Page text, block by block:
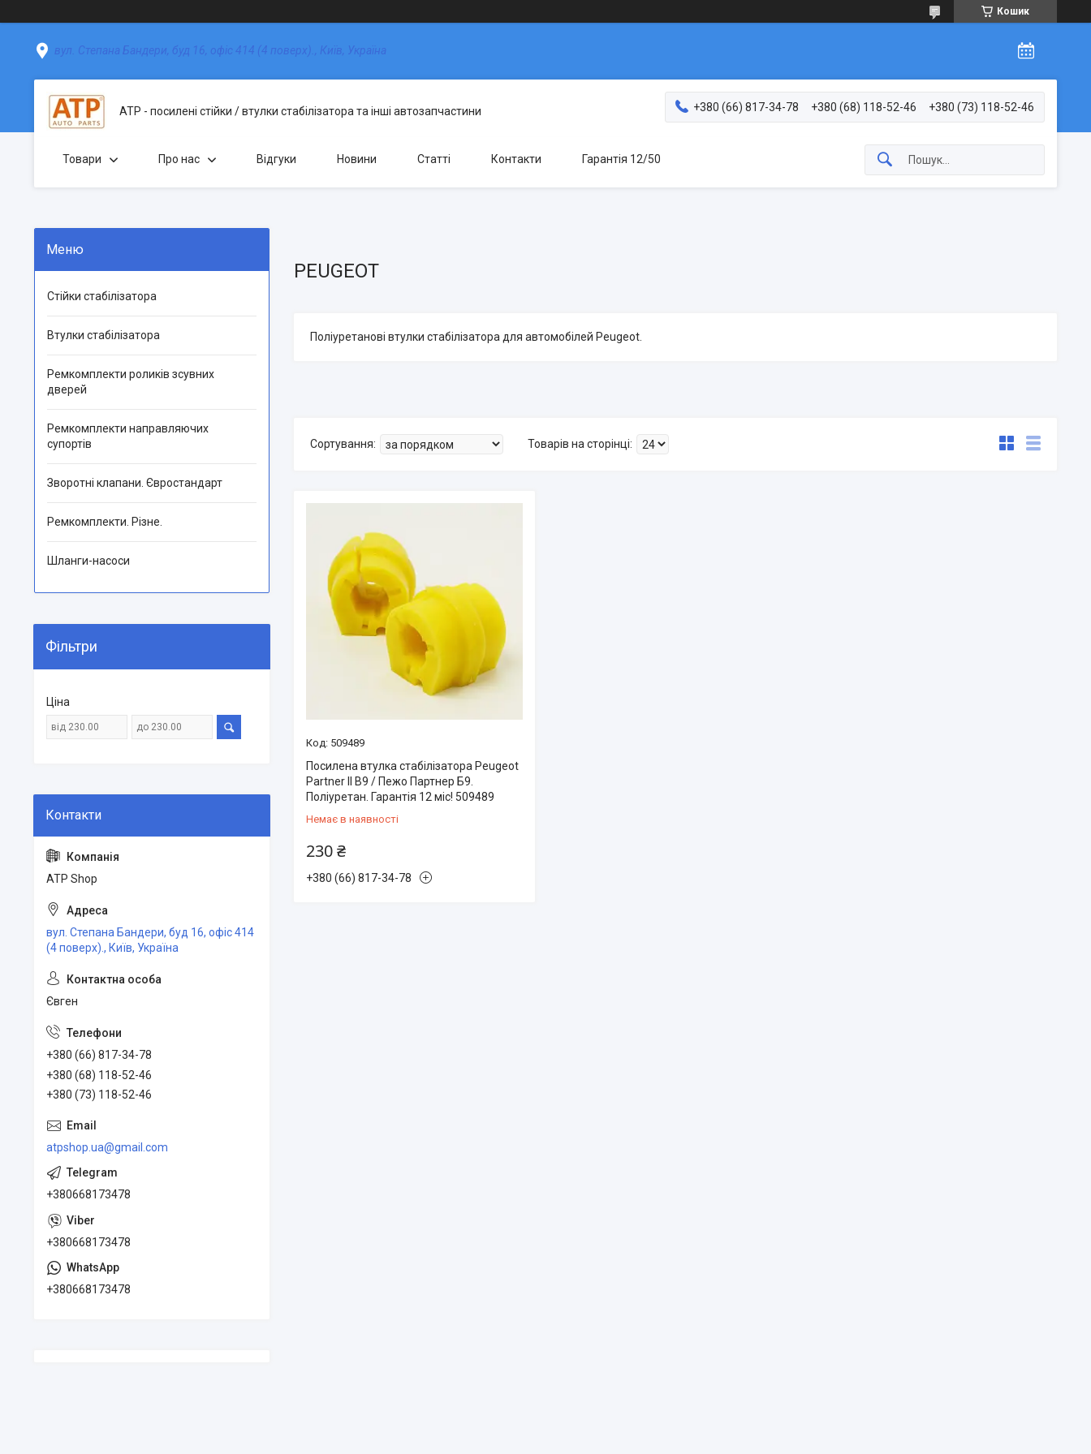
Кошик
вул. Степана Бандери, буд 16, офіс 414 (4 поверх)., Київ, Україна
АТР - посилені стійки / втулки стабілізатора та інші автозапчастини +380 (66) 817-34-78 +380 (68) 118-52-46 +380 (73) 118-52-46
Товари Про нас Відгуки Новини Статті Контакти Гарантія 12/50
PEUGEOT
Поліуретанові втулки стабілізатора для автомобілей Peugeot.
509489
Посилена втулка стабілізатора Peugeot
Partner II B9 / Пежо Партнер Б9.
Поліуретан. Гарантія 12 міс! 509489
Немає в наявності
230 ₴
+380 (66) 817-34-78
Стійки стабілізатора
Втулки стабілізатора
Ремкомплекти роликів зсувних
дверей
Ремкомплекти направляючих
супортів
Зворотні клапани. Євростандарт
Ремкомплекти. Різне.
Шланги-насоси
Фільтри
Ціна
ATP Shop
вул. Степана Бандери, буд 16, офіс 414
(4 поверх)., Київ, Україна
Євген
+380 (66) 817-34-78
+380 (68) 118-52-46
+380 (73) 118-52-46
atpshop.ua@gmail.com
+380668173478
+380668173478
+380668173478